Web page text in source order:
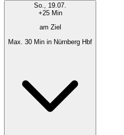
So., 19.07.
+25 Min
am Ziel
Max. 30 Min in Nürnberg Hbf